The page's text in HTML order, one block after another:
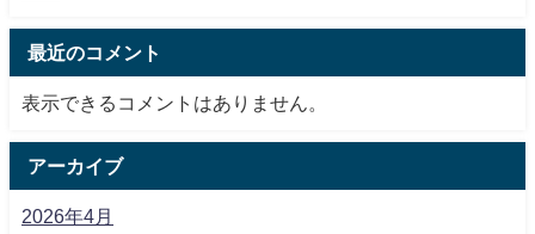
最近のコメント
表示できるコメントはありません。
アーカイブ
2026年4月